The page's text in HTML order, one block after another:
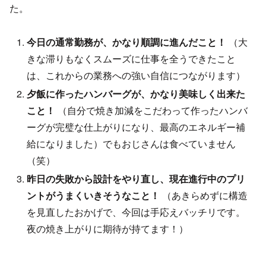
た。
今日の通常勤務が、かなり順調に進んだこと！
（大
きな滞りもなくスムーズに仕事を全うできたこと
は、これからの業務への強い自信につながります）
夕飯に作ったハンバーグが、かなり美味しく出来た
こと！
（自分で焼き加減をこだわって作ったハンバ
ーグが完璧な仕上がりになり、最高のエネルギー補
給になりました）でもおじさんは食べていません
（笑）
昨日の失敗から設計をやり直し、現在進行中のプリ
ントがうまくいきそうなこと！
（あきらめずに構造
を見直したおかげで、今回は手応えバッチリです。
夜の焼き上がりに期待が持てます！）